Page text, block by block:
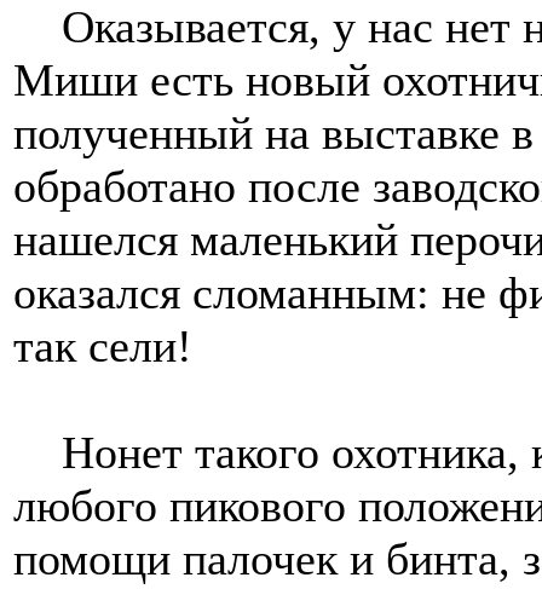
Оказывается, у нас нет
Миши есть новый
полученный на выставке
обработано после
нашелся маленький
оказался сломанным: не
так сели!
Нонет такого охотника,
любого пикового
помощи палочек и бинта,